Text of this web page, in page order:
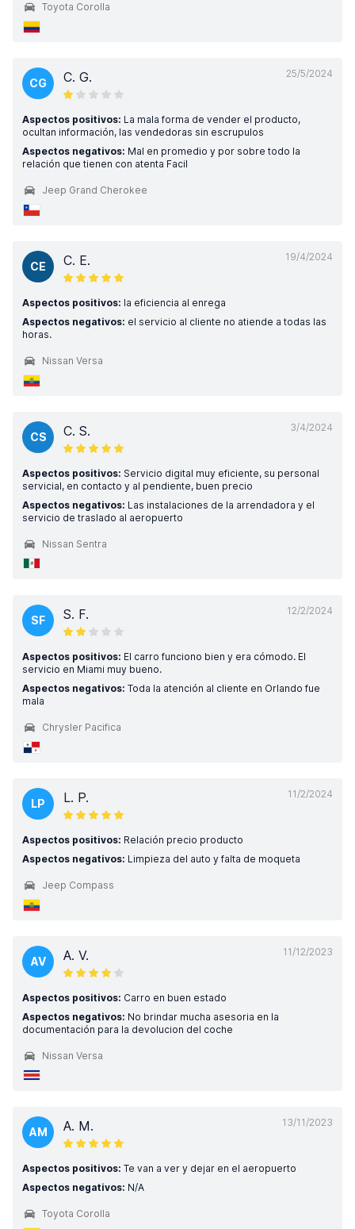
Toyota Corolla
25/5/2024
CG C. G.
Aspectos positivos: La mala forma de vender el producto,
ocultan información, las vendedoras sin escrupulos
Aspectos negativos: Mal en promedio y por sobre todo la
relación que tienen con atenta Facil
Jeep Grand Cherokee
19/4/2024
CE C. E.
Aspectos positivos: la eficiencia al enrega
Aspectos negativos: el servicio al cliente no atiende a todas las
horas.
Nissan Versa
3/4/2024
CS C. S.
Aspectos positivos: Servicio digital muy eficiente, su personal
servicial, en contacto y al pendiente, buen precio
Aspectos negativos: Las instalaciones de la arrendadora y el
servicio de traslado al aeropuerto
Nissan Sentra
12/2/2024
SF S. F.
Aspectos positivos: El carro funciono bien y era cómodo. El
servicio en Miami muy bueno.
Aspectos negativos: Toda la atención al cliente en Orlando fue
mala
Chrysler Pacifica
11/2/2024
LP L. P.
Aspectos positivos: Relación precio producto
Aspectos negativos: Limpieza del auto y falta de moqueta
Jeep Compass
11/12/2023
AV A. V.
Aspectos positivos: Carro en buen estado
Aspectos negativos: No brindar mucha asesoria en la
documentación para la devolucion del coche
Nissan Versa
13/11/2023
AM A. M.
Aspectos positivos: Te van a ver y dejar en el aeropuerto
Aspectos negativos: N/A
Toyota Corolla